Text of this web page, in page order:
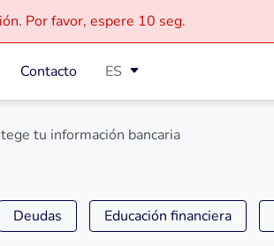
Por favor, espere 10 seg.
Contacto ES
tu información bancaria
Deudas Educación financiera